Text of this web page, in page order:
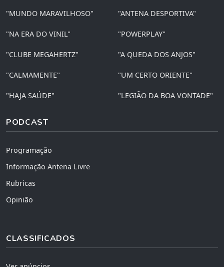
"MUNDO MARAVILHOSO" "ANTENA DESPORTIVA"
"NA ERA DO VINIL" "POWERPLAY"
"CLUBE MEGAHERTZ" "A QUEDA DOS ANJOS"
"CALMAMENTE" "UM CERTO ORIENTE"
"HAJA SAÚDE" "LEGIÃO DA BOA VONTADE"
PODCAST
Programação
Informação Antena Livre
Rubricas
Opinião
CLASSIFICADOS